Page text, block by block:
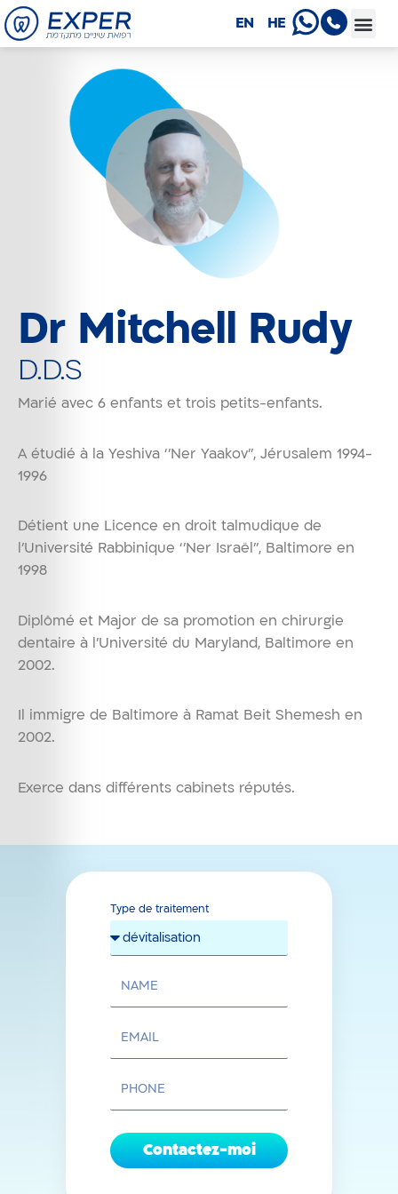
EN HE
Dr Mitchell Rudy
D.D.S
Marié avec 6 enfants et trois petits-enfants.
A étudié à la Yeshiva ‘’Ner Yaakov’’, Jérusalem 1994-
1996
Détient une Licence en droit talmudique de
l’Université Rabbinique ‘’Ner Israël’’, Baltimore en
1998
Diplômé et Major de sa promotion en chirurgie
dentaire à l’Université du Maryland, Baltimore en
2002.
Il immigre de Baltimore à Ramat Beit Shemesh en
2002.
Exerce dans différents cabinets réputés.
Type de traitement
Contactez-moi